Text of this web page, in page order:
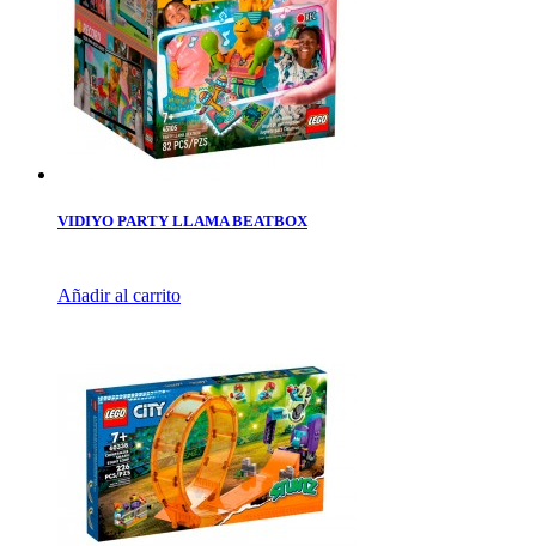
VIDIYO PARTY LLAMA BEATBOX
Añadir al carrito